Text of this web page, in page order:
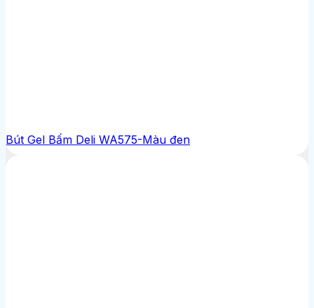
Bút Gel Bấm Deli WA575-Màu đen